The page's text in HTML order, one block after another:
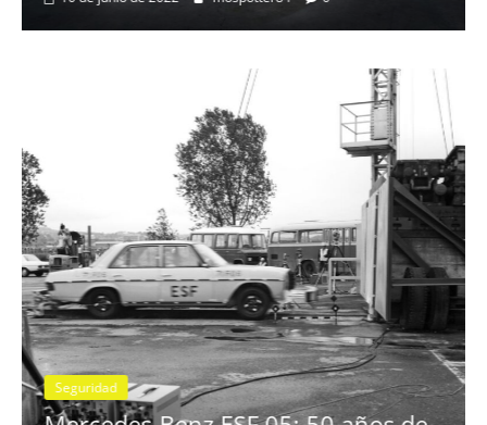
50 años del BMW 1602: el primer
0
Seguridad
Llamada a revisión en varios
Toyota y Lexus por la bomba de
gasolina
2 de julio de 2021 mospotter84